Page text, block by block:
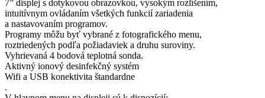
7” displej s dotykovou obrazovkou, vysokým rozlíšením,
intuitívnym ovládaním všetkých funkcií zariadenia
a nastavovaním programov.
Programy môžu byť vybrané z fotografického menu,
roztriedených podľa požiadaviek a druhu suroviny.
Vyhrievaná 4 bodová teplotná sonda.
Aktivný ionový desinfekčný systém
Wifi a USB konektivita štandardne
.